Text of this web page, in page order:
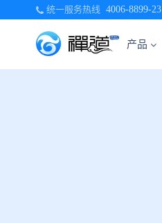
统一服务热线 4006-8899-23
产品